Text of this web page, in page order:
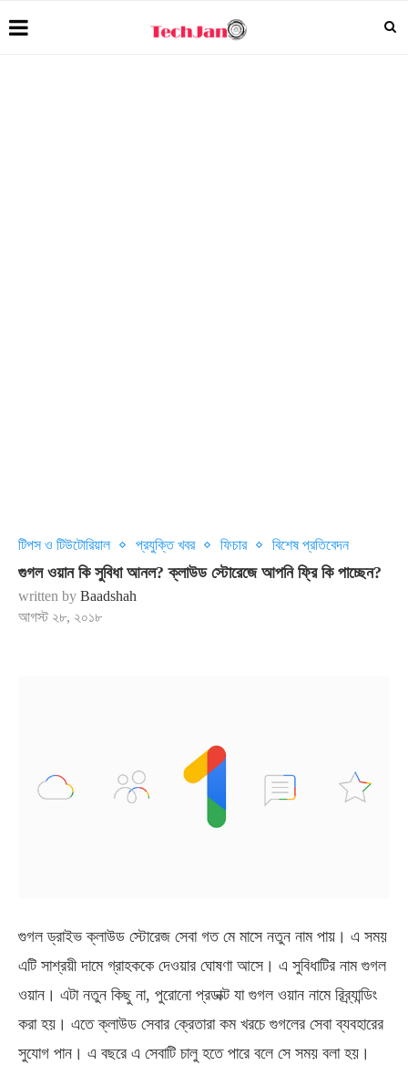
টিপস ও টিউটোরিয়াল প্রযুক্তি খবর ফিচার বিশেষ প্রতিবেদন
গুগল ওয়ান কি সুবিধা আনল? ক্লাউড স্টোরেজে আপনি ফ্রি কি পাচ্ছেন?
written by Baadshah
আগস্ট ২৮, ২০১৮
গুগল ড্রাইভ ক্লাউড স্টোরেজ সেবা গত মে মাসে নতুন নাম পায়। এ সময়
এটি সাশ্রয়ী দামে গ্রাহককে দেওয়ার ঘোষণা আসে। এ সুবিধাটির নাম গুগল
ওয়ান। এটা নতুন কিছু না, পুরোনো প্রডাক্ট যা গুগল ওয়ান নামে রিব্র্যান্ডিং
করা হয়। এতে ক্লাউড সেবার ক্রেতারা কম খরচে গুগলের সেবা ব্যবহারের
সুযোগ পান। এ বছরে এ সেবাটি চালু হতে পারে বলে সে সময় বলা হয়।